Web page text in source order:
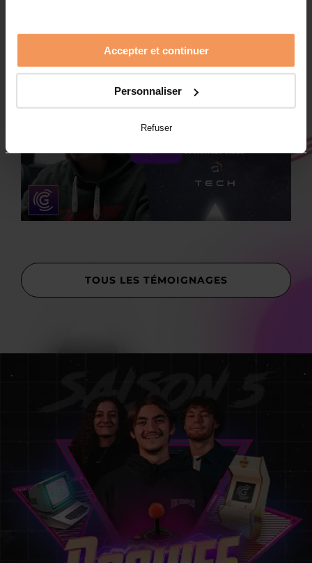
Accepter et continuer
Personnaliser
Refuser
TOUS LES TÉMOIGNAGES